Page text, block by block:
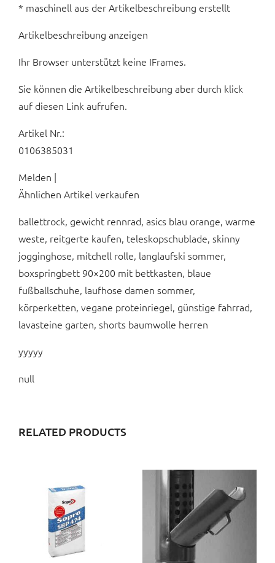
* maschinell aus der Artikelbeschreibung erstellt
Artikelbeschreibung anzeigen
Ihr Browser unterstützt keine IFrames.
Sie können die Artikelbeschreibung aber durch klick
auf diesen Link aufrufen.
Artikel Nr.:
0106385031
Melden |
Ähnlichen Artikel verkaufen
ballettrock, gewicht rennrad, asics blau orange, warme
weste, reitgerte kaufen, teleskopschublade, skinny
jogginghose, mitchell rolle, langlaufski sommer,
boxspringbett 90×200 mit bettkasten, blaue
fußballschuhe, laufhose damen sommer,
körperketten, vegane proteinriegel, günstige fahrrad,
lavasteine garten, shorts baumwolle herren
yyyyy
null
RELATED PRODUCTS